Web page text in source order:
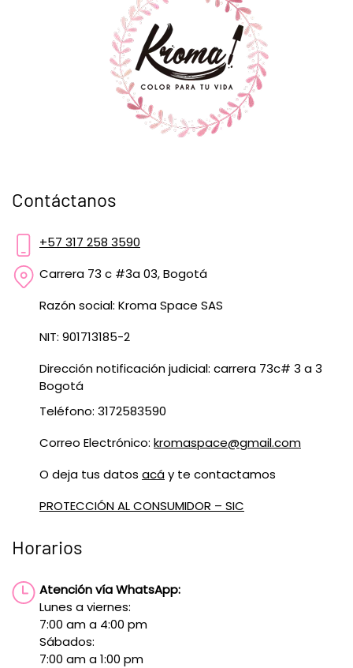
Contáctanos
+57 317 258 3590
Carrera 73 c #3a 03, Bogotá
Razón social: Kroma Space SAS
NIT: 901713185-2
Dirección notificación judicial: carrera 73c# 3 a 3
Bogotá
Teléfono: 3172583590
Correo Electrónico: kromaspace@gmail.com
O deja tus datos acáy te contactamos
PROTECCIÓN AL CONSUMIDOR – SIC
Horarios
Atención vía WhatsApp:
Lunes a viernes:
7:00 am a 4:00 pm
Sábados:
7:00 am a 1:00 pm